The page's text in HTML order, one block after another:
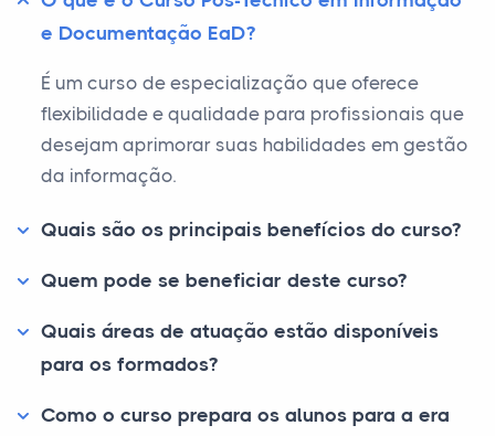
e Documentação EaD?
É um curso de especialização que oferece
flexibilidade e qualidade para profissionais que
desejam aprimorar suas habilidades em gestão
da informação.
Quais são os principais benefícios do curso?
Quem pode se beneficiar deste curso?
Quais áreas de atuação estão disponíveis
para os formados?
Como o curso prepara os alunos para a era